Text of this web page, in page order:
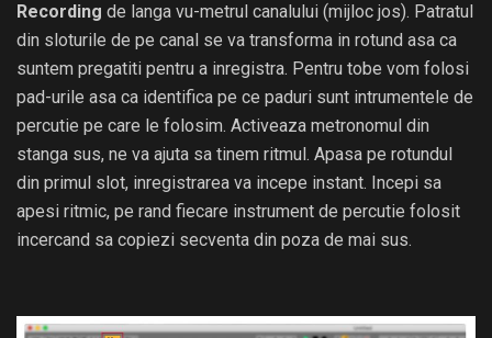
Recording de langa vu-metrul canalului (mijloc jos). Patratul
din sloturile de pe canal se va transforma in rotund asa ca
suntem pregatiti pentru a inregistra. Pentru tobe vom folosi
pad-urile asa ca identifica pe ce paduri sunt intrumentele de
percutie pe care le folosim. Activeaza metronomul din
stanga sus, ne va ajuta sa tinem ritmul. Apasa pe rotundul
din primul slot, inregistrarea va incepe instant. Incepi sa
apesi ritmic, pe rand fiecare instrument de percutie folosit
incercand sa copiezi secventa din poza de mai sus.